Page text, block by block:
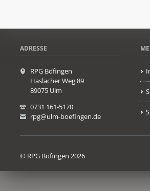
ADRESSE
RPG Böfingen
Haslacher Weg 89
89075 Ulm
0731 161-5170
rpg@ulm-boefingen.de
© RPG Böfingen 2026